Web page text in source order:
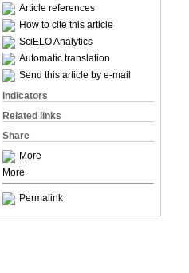
Article references
How to cite this article
SciELO Analytics
Automatic translation
Send this article by e-mail
Indicators
Related links
Share
More
More
Permalink